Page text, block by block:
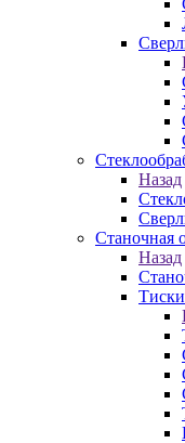
Назад
Станочная
Назад
Тиски